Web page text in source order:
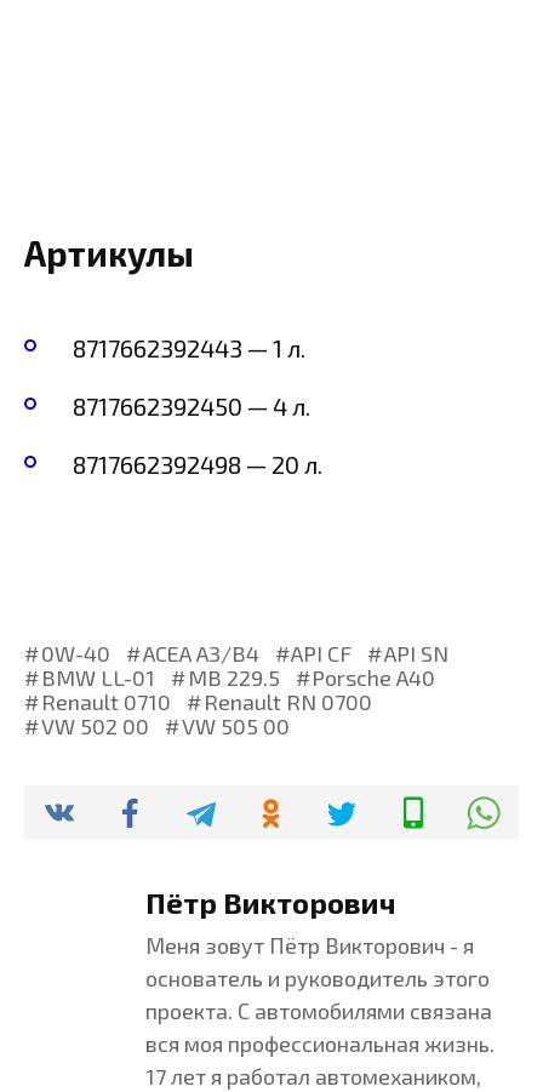
Артикулы
8717662392443 — 1 л.
8717662392450 — 4 л.
8717662392498 — 20 л.
0W-40 ACEA A3/B4 API CF
API SN
BMW LL-01
MB 229.5
Porsche A40
Renault 0710
Renault RN 0700
VW 502 00
VW 505 00
Пётр Викторович
Меня зовут Пётр Викторович - я
основатель и руководитель этого
проекта. С автомобилями связана
вся моя профессиональная жизнь.
17 лет я работал автомехаником,